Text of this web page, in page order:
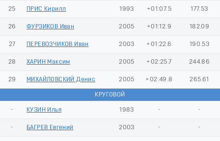
25 ПРИС Кирилл 1993 +01:07.5 177.53
26 ФУРЗИКОВ Иван 2005 +01:12.9 182.09
27 ПЕРЕВОЗЧИКОВ Иван 2003 +01:22.6 190.53
28 ХАРИН Максим 2005 +02:25.7 244.86
29 МИХАЙЛОВСКИЙ Денис 2005 +02:49.8 265.61
КРУГОВОЙ
- КУЗИН Илья 1983 - -
- БАГРЕВ Евгений 2003 - -